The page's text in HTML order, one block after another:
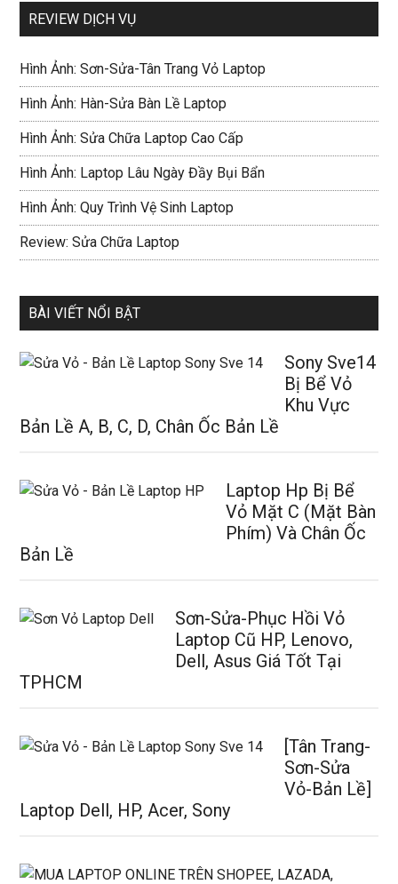
REVIEW DỊCH VỤ
Hình Ảnh: Sơn-Sửa-Tân Trang Vỏ Laptop
Hình Ảnh: Hàn-Sửa Bàn Lề Laptop
Hình Ảnh: Sửa Chữa Laptop Cao Cấp
Hình Ảnh: Laptop Lâu Ngày Đầy Bụi Bẩn
Hình Ảnh: Quy Trình Vệ Sinh Laptop
Review: Sửa Chữa Laptop
BÀI VIẾT NỔI BẬT
Sony Sve14
Bị Bể Vỏ
Khu Vực
Bản Lề A, B, C, D, Chân Ốc Bản Lề
Laptop Hp Bị Bể
Vỏ Mặt C (Mặt Bàn
Phím) Và Chân Ốc
Bản Lề
Sơn-Sửa-Phục Hồi Vỏ
Laptop Cũ HP, Lenovo,
Dell, Asus Giá Tốt Tại
TPHCM
[Tân Trang-
Sơn-Sửa
Vỏ-Bản Lề]
Laptop Dell, HP, Acer, Sony